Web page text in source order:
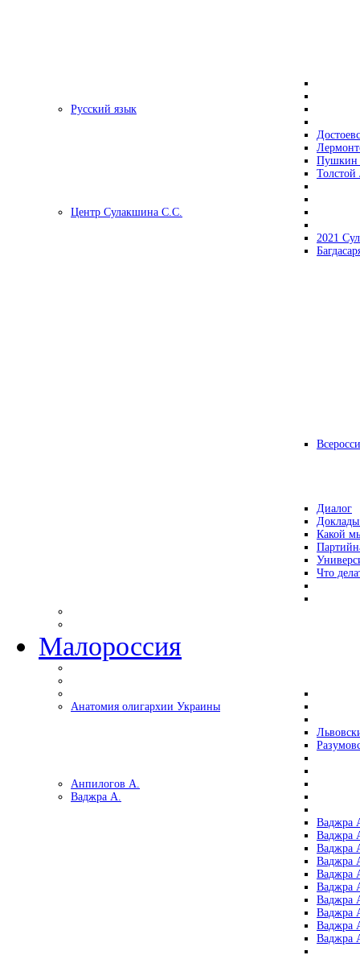
Русский язык
Центр Сулакшина С.С.
2021
Диалог
Какой
Что
Малороссия
Анатомия олигархии Украины
Анпилогов А.
Ваджра А.
Ваджра
Ваджра
Ваджра
Ваджра
Ваджра
Ваджра
Ваджра
Ваджра
Ваджра
Ваджра